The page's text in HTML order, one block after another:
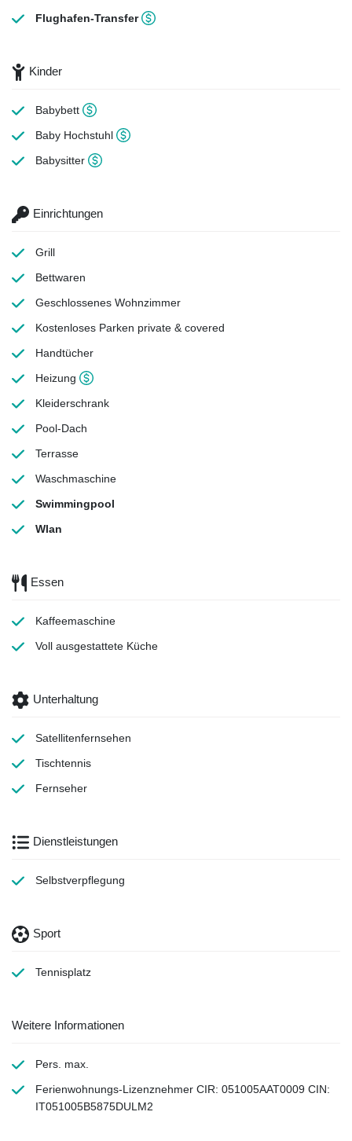
Flughafen-Transfer
Kinder
Babybett
Baby Hochstuhl
Babysitter
Einrichtungen
Grill
Bettwaren
Geschlossenes Wohnzimmer
Kostenloses Parken private & covered
Handtücher
Heizung
Kleiderschrank
Pool-Dach
Terrasse
Waschmaschine
Swimmingpool
Wlan
Essen
Kaffeemaschine
Voll ausgestattete Küche
Unterhaltung
Satellitenfernsehen
Tischtennis
Fernseher
Dienstleistungen
Selbstverpflegung
Sport
Tennisplatz
Weitere Informationen
Pers. max.
Ferienwohnungs-Lizenznehmer CIR: 051005AAT0009 CIN:
IT051005B5875DULM2